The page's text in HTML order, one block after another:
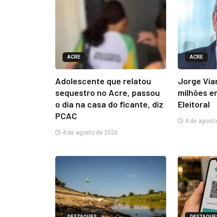
ACRE
Adolescente que relatou
sequestro no Acre, passou
o dia na casa do ficante, diz
PCAC
4 de agosto de 2026
ACRE
Jorge
milhões
Eleitoral
4 de